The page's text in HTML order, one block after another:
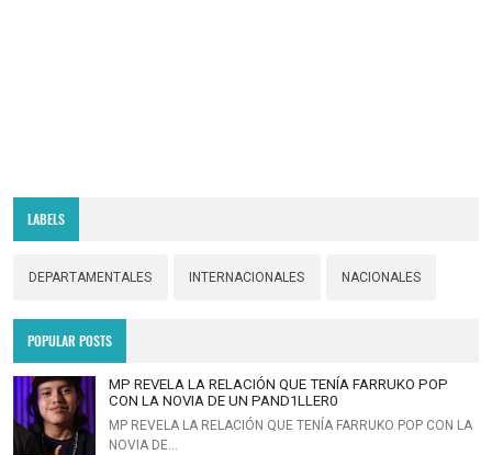
LABELS
DEPARTAMENTALES INTERNACIONALES NACIONALES
POPULAR POSTS
MP REVELA LA RELACIÓN QUE TENÍA FARRUKO POP
CON LA NOVIA DE UN PAND1LLER0
MP REVELA LA RELACIÓN QUE TENÍA FARRUKO POP CON LA
NOVIA DE…